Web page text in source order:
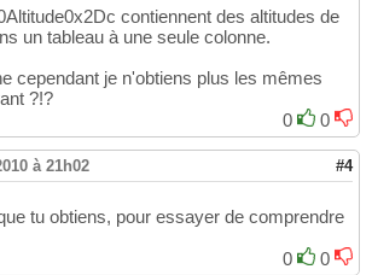
contiennent des altitudes de
un tableau à une seule colonne.
cependant je n'obtiens plus les mêmes
?!?
0
0
à 21h02 #4
tu obtiens, pour essayer de comprendre
0
0